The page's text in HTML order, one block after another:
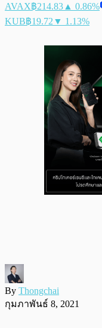
AVAX฿214.83 ▲ 0.86%
KUB฿19.72 ▼ 1.13%
By Thongchai
กุมภาพันธ์ 8, 2021